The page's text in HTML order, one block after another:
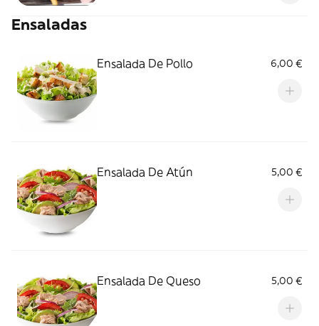
Ensaladas
Ensalada De Pollo 6,00 €
Ensalada De Atún 5,00 €
Ensalada De Queso 5,00 €